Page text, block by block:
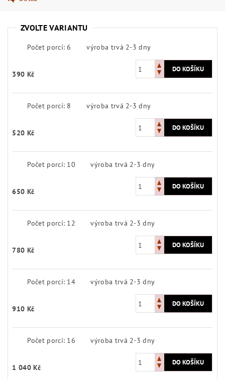
ZVOLTE VARIANTU
Počet porcí: 6 výroba trvá 2-3 dny
390 Kč
Počet porcí: 8 výroba trvá 2-3 dny
520 Kč
Počet porcí: 10 výroba trvá 2-3 dny
650 Kč
Počet porcí: 12 výroba trvá 2-3 dny
780 Kč
Počet porcí: 14 výroba trvá 2-3 dny
910 Kč
Počet porcí: 16 výroba trvá 2-3 dny
1 040 Kč